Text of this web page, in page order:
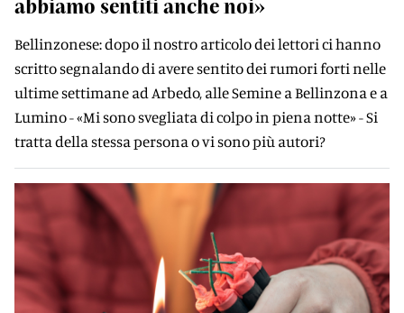
abbiamo sentiti anche noi»
Bellinzonese: dopo il nostro articolo dei lettori ci hanno
scritto segnalando di avere sentito dei rumori forti nelle
ultime settimane ad Arbedo, alle Semine a Bellinzona e a
Lumino - «Mi sono svegliata di colpo in piena notte» - Si
tratta della stessa persona o vi sono più autori?